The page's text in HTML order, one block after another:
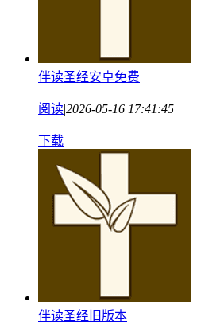
伴读圣经安卓免费
阅读|2026-05-16 17:41:45
下载
伴读圣经旧版本